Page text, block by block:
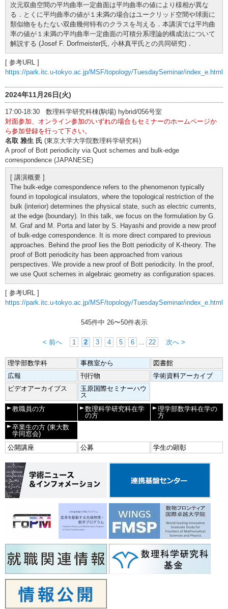
次元双曲空間の平均曲率一定曲面は平均曲率の値により様相が異な
る．とくに平均曲率の値が１未満の場合はユークリッド空間や球面に
類似物をもたない双曲幾何特有のクラスを与える．本講演では平均曲
率の値が１未満の平均曲率一定曲面の可積分系理論的構成法について
解説する (Josef F. Dorfmeister氏, 小林真平氏との共同研究)．
[ 参考URL ]
https://park.itc.u-tokyo.ac.jp/MSF/topology/TuesdaySeminar/index_e.html
2024年11月26日(火)
17:00-18:30 数理科学研究科棟(駒場) hybrid/056号室
対面参加、オンライン参加のいずれの場合もセミナーのホームページか
ら参加登録を行って下さい。
名取 雅生 氏 (東京大学大学院数理科学研究科)
A proof of Bott periodicity via Quot schemes and bulk-edge
correspondence (JAPANESE)
[ 講演概要 ]
The bulk-edge correspondence refers to the phenomenon typically
found in topological insulators, where the topological restriction of the
bulk (interior) determines the physical state, such as electric currents,
at the edge (boundary). In this talk, we focus on the formulation by G.
M. Graf and M. Porta and later by S. Hayashi and provide a new proof
of bulk-edge correspondence. It is more direct compared to previous
approaches. Behind the proof lies the Bott periodicity of K-theory. The
proof of Bott periodicity has been approached from various
perspectives. We provide a new proof of Bott periodicity. In the proof,
we use Quot schemes in algebraic geometry as configuration spaces.
[ 参考URL ]
https://park.itc.u-tokyo.ac.jp/MSF/topology/TuesdaySeminar/index_e.html
545件中 26〜50件表示
< 前へ 1 2 3 4 5 6 22 次へ >
理学部数学科 事務室から
図書館
広報
刊行物
学術資料アーカイブ
ビデオアーカイブス
玉原国際セミナーハウ
ス
教職員の方
数理科学研究科在学
の方
理学部数学科在学の
方
卒業生の方 (東大数
学同窓会)
公開講座
公募 学生の顕彰